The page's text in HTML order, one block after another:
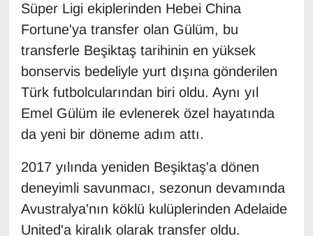
Süper Ligi ekiplerinden Hebei China
Fortune'ya transfer olan Gülüm, bu
transferle Beşiktaş tarihinin en yüksek
bonservis bedeliyle yurt dışına gönderilen
Türk futbolcularından biri oldu. Aynı yıl
Emel Gülüm ile evlenerek özel hayatında
da yeni bir döneme adım attı.
2017 yılında yeniden Beşiktaş'a dönen
deneyimli savunmacı, sezonun devamında
Avustralya'nın köklü kulüplerinden Adelaide
United'a kiralık olarak transfer oldu.
TEBRİK
TEKNOLOJİ
Turizm
VAN'DA SPOR
YAŞAM
YEREL